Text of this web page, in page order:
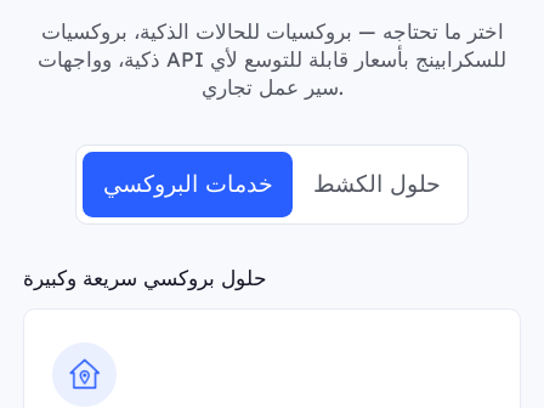
اختر ما تحتاجه — بروكسيات للحالات الذكية، بروكسيات
ذكية، وواجهات API للسكرابينج بأسعار قابلة للتوسع لأي
سير عمل تجاري.
خدمات البروكسي حلول الكشط
حلول بروكسي سريعة وكبيرة